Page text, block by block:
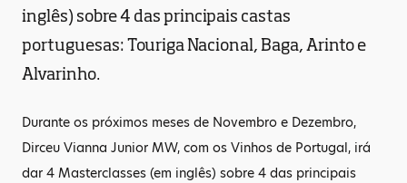
inglês) sobre 4 das principais castas
portuguesas: Touriga Nacional, Baga, Arinto e
Alvarinho.
Durante os próximos meses de Novembro e Dezembro,
Dirceu Vianna Junior MW, com os Vinhos de Portugal, irá
dar 4 Masterclasses (em inglês) sobre 4 das principais